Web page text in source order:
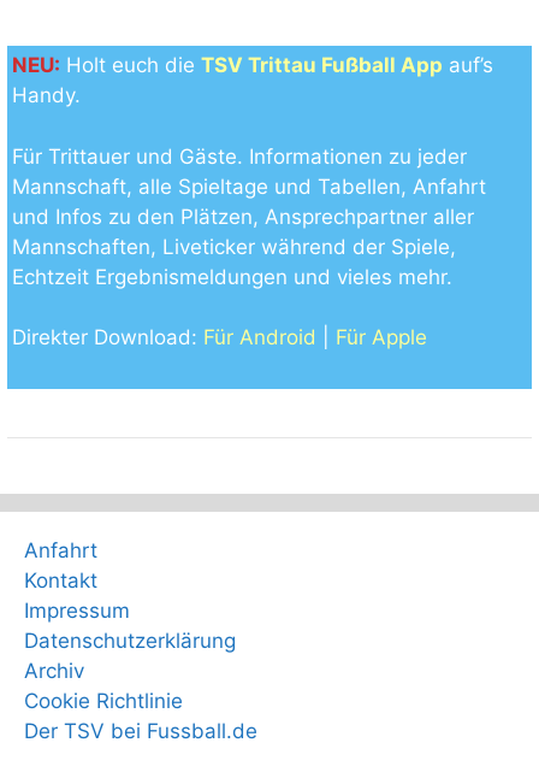
NEU: Holt euch die TSV Trittau Fußball App auf’s
Handy.
Für Trittauer und Gäste. Informationen zu jeder
Mannschaft, alle Spieltage und Tabellen, Anfahrt
und Infos zu den Plätzen, Ansprechpartner aller
Mannschaften, Liveticker während der Spiele,
Echtzeit Ergebnismeldungen und vieles mehr.
Direkter Download: Für Android Für Apple
Anfahrt
Kontakt
Impressum
Datenschutzerklärung
Archiv
Cookie Richtlinie
Der TSV bei Fussball.de